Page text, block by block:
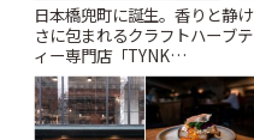
日本橋兜町に誕生。香りと静け
さに包まれるクラフトハーブテ
ィー専門店「TYNK
Kabutocho」 | ことりっぷ